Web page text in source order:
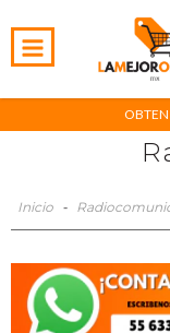
OBTEN
Inicio -